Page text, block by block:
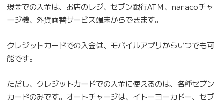
現金での入金は、お店のレジ、セブン銀行ATＭ、nanacoチャ
ージ機、外貨両替サービス端末からできます。
クレジットカードでの入金は、モバイルアプリからいつでも可
能です。
ただし、クレジットカードでの入金に使えるのは、各種セブン
カードのみです。オートチャージは、イトーヨーカドー、セブ